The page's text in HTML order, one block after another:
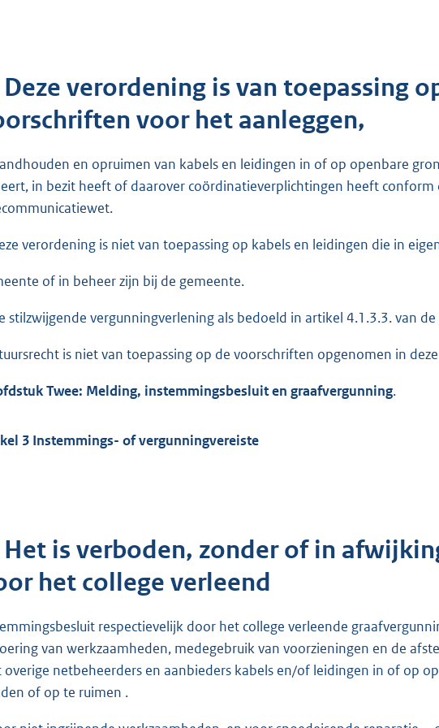
verordening is van toepassing
voor het aanleggen,
en opruimen van kabels en leidingen in of op openbare
in bezit heeft of daarover coördinatieverplichtingen heeft
verordening is niet van toepassing op kabels en leidingen die in
of in beheer zijn bij de gemeente.
stilzwijgende vergunningverlening als bedoeld in artikel 4.1.3.3. van
is niet van toepassing op de voorschriften opgenomen in
Twee: Melding, instemmingsbesluit en graafvergunning.
3 Instemmings- of vergunningvereiste
Het is verboden, zonder of in
het college verleend
respectievelijk door het college verleende
van werkzaamheden, medegebruik van voorzieningen en de
overige netbeheerders en aanbieders kabels en/of leidingen in of op
of op te ruimen .